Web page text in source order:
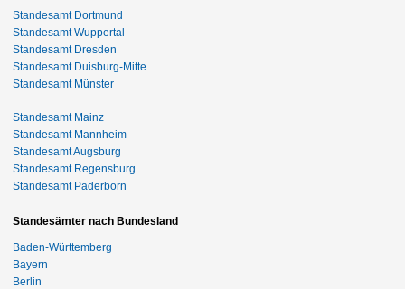
Standesamt Dortmund
Standesamt Wuppertal
Standesamt Dresden
Standesamt Duisburg-Mitte
Standesamt Münster
Standesamt Mainz
Standesamt Mannheim
Standesamt Augsburg
Standesamt Regensburg
Standesamt Paderborn
Standesämter nach Bundesland
Baden-Württemberg
Bayern
Berlin